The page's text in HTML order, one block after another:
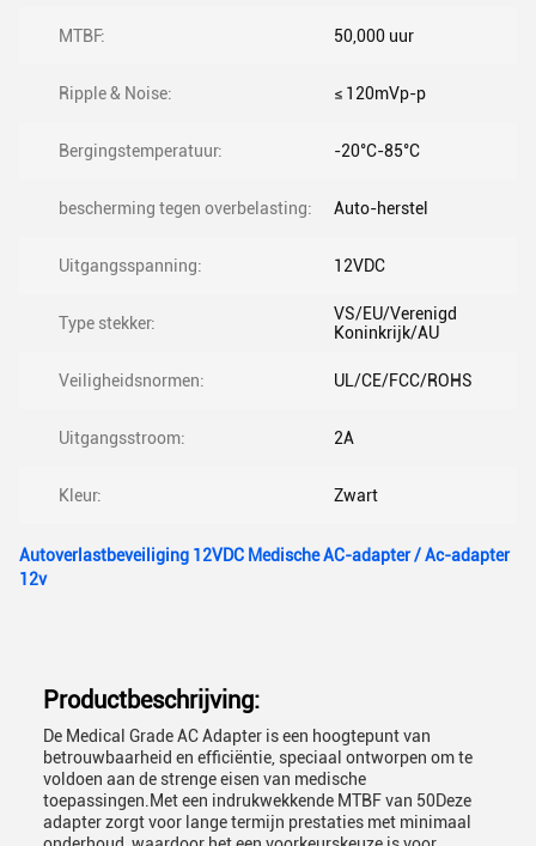
MTBF: 50,000 uur
Ripple & Noise: ≤ 120mVp-p
Bergingstemperatuur: -20°C-85°C
bescherming tegen overbelasting: Auto-herstel
Uitgangsspanning: 12VDC
Type stekker:
VS/EU/Verenigd
Koninkrijk/AU
Veiligheidsnormen: UL/CE/FCC/ROHS
Uitgangsstroom: 2A
Kleur: Zwart
Autoverlastbeveiliging 12VDC Medische AC-adapter / Ac-adapter
12v
Productbeschrijving:
De Medical Grade AC Adapter is een hoogtepunt van
betrouwbaarheid en efficiëntie, speciaal ontworpen om te
voldoen aan de strenge eisen van medische
toepassingen.Met een indrukwekkende MTBF van 50Deze
adapter zorgt voor lange termijn prestaties met minimaal